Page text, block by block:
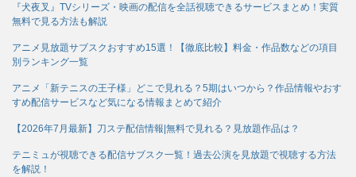
『犬夜叉』TVシリーズ・映画の配信を全話視聴できるサービスまとめ！実質
無料で見る方法も解説
アニメ見放題サブスクおすすめ15選！【徹底比較】料金・作品数などの項目
別ランキング一覧
アニメ「新テニスの王子様」どこで見れる？5期はいつから？作品情報やおす
すめ配信サービスなど気になる情報まとめて紹介
【2026年7月最新】刀ステ配信情報|無料で見れる？見放題作品は？
テニミュが視聴できる配信サブスク一覧！過去公演を見放題で視聴する方法
を解説！